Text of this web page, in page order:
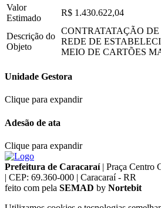
Valor
Estimado
R$ 1.430.622,04
Descrição do
Objeto
CONTRATATAÇÃO
REDE DE
MEIO DE CARTÕES
Unidade Gestora
Clique para expandir
Adesão de ata
Clique para expandir
Prefeitura de Caracaraí | Praça Centro
| CEP: 69.360-000 | Caracaraí - RR
feito com pela SEMAD by Nortebit